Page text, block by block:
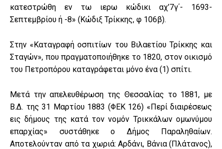
κατεστρώθη εν τω ιερω κώδικι αχ’7γ΄- 1693-
Σεπτεμβρίου ή -8» (Κώδιξ Τρίκκης, φ 106β).
Στην «Καταγραφή οσπιτίων του Βιλαετίου Τρίκκης και
Σταγών», που πραγματοποιήθηκε το 1820, στον οικισμό
του Πετροπόρου καταγράφεται μόνο ένα (1) σπίτι.
Μετά την απελευθέρωση της Θεσσαλίας το 1881, με
Β.Δ. της 31 Μαρτίου 1883 (ΦΕΚ 126) «Περί διαιρέσεως
εις δήμους της κατά τον νομόν Τρικκάλων ομωνύμου
επαρχίας» συστάθηκε ο Δήμος Παραληθαίων.
Αποτελούνταν από τα χωριά: Αρδάνι, Βάνια (Πλάτανος),